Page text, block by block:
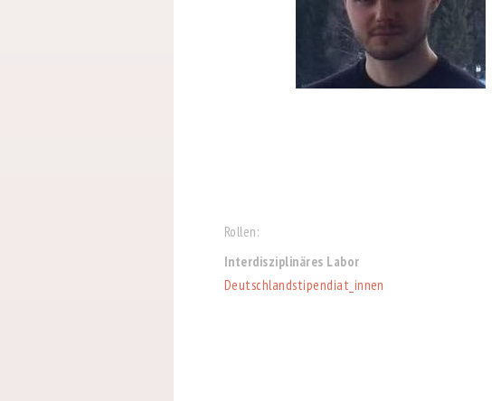
Rollen:
Interdisziplinäres Labor
Deutschlandstipendiat_innen